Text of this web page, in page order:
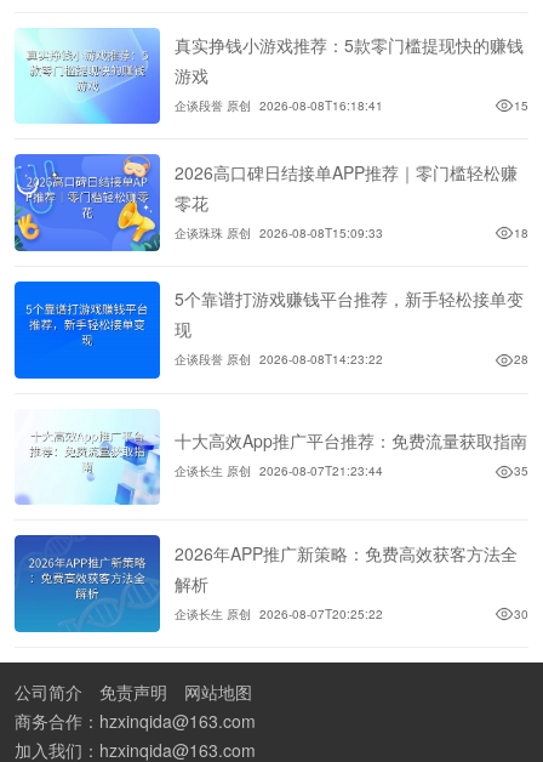
真实挣钱小游戏推荐：5款零门槛提现快的赚钱
游戏
企谈段誉 原创 2026-08-08T16:18:41 15
2026高口碑日结接单APP推荐｜零门槛轻松赚
零花
企谈珠珠 原创 2026-08-08T15:09:33 18
5个靠谱打游戏赚钱平台推荐，新手轻松接单变
现
企谈段誉 原创 2026-08-08T14:23:22 28
十大高效App推广平台推荐：免费流量获取指南
企谈长生 原创 2026-08-07T21:23:44 35
2026年APP推广新策略：免费高效获客方法全
解析
企谈长生 原创 2026-08-07T20:25:22 30
公司简介 免责声明
网站地图
商务合作：hzxinqida@163.com
加入我们：hzxinqida@163.com